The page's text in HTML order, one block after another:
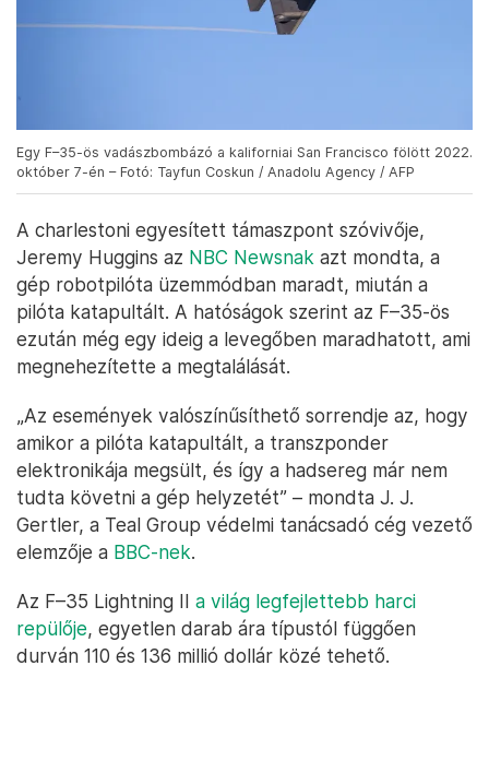
Egy F–35-ös vadászbombázó a kaliforniai San Francisco fölött 2022.
október 7-én – Fotó: Tayfun Coskun / Anadolu Agency / AFP
A charlestoni egyesített támaszpont szóvivője,
Jeremy Huggins az NBC Newsnak azt mondta, a
gép robotpilóta üzemmódban maradt, miután a
pilóta katapultált. A hatóságok szerint az F–35-ös
ezután még egy ideig a levegőben maradhatott, ami
megnehezítette a megtalálását.
„Az események valószínűsíthető sorrendje az, hogy
amikor a pilóta katapultált, a transzponder
elektronikája megsült, és így a hadsereg már nem
tudta követni a gép helyzetét” – mondta J. J.
Gertler, a Teal Group védelmi tanácsadó cég vezető
elemzője a BBC-nek.
Az F–35 Lightning II a világ legfejlettebb harci
repülője, egyetlen darab ára típustól függően
durván 110 és 136 millió dollár közé tehető.